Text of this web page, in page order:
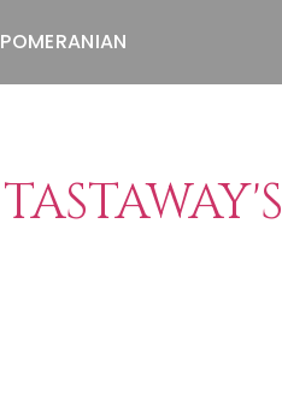
POMERANIAN
TASTAWAY'S